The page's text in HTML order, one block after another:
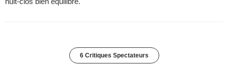
6 Critiques Spectateurs